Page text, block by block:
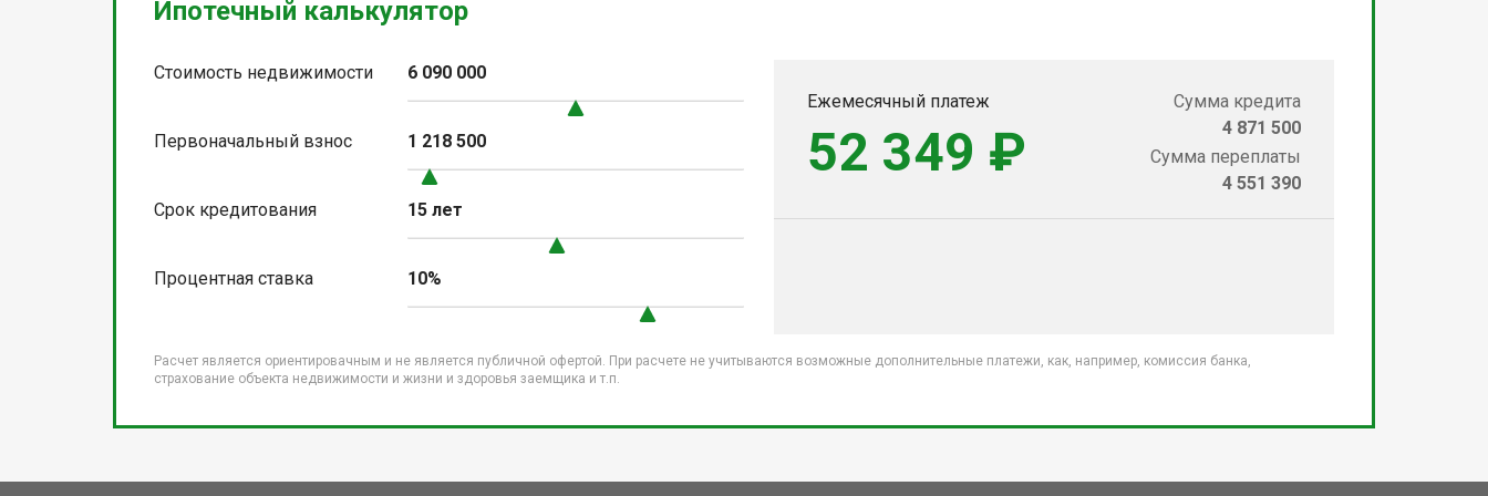
Ипотечный калькулятор
Стоимость недвижимости 6 090 000
Первоначальный взнос 1 218 500
Срок кредитования 15 лет
Процентная ставка 10%
Ежемесячный платеж
52 349 ₽
Сумма кредита
4 871 500
Сумма переплаты
4 551 390
Расчет является ориентировачным и не является публичной офертой. При расчете не учитываются возможные дополнительные платежи, как, например, комиссия банка,
страхование объекта недвижимости и жизни и здоровья заемщика и т.п.